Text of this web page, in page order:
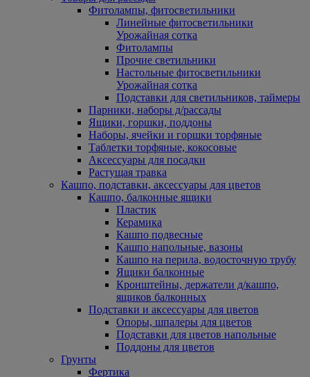
Фитолампы, фитосветильники
Линейные фитосветильники
Урожайная сотка
Фитолампы
Прочие светильники
Настольные фитосветильники
Урожайная сотка
Подставки для светильников, таймеры
Парники, наборы д/рассады
Ящики, горшки, поддоны
Наборы, ячейки и горшки торфяные
Таблетки торфяные, кокосовые
Аксессуары для посадки
Растущая травка
Кашпо, подставки, аксессуары для цветов
Кашпо, балконные ящики
Пластик
Керамика
Кашпо подвесные
Кашпо напольные, вазоны
Кашпо на перила, водосточную трубу
Ящики балконные
Кронштейны, держатели д/кашпо,
ящиков балконных
Подставки и аксессуары для цветов
Опоры, шпалеры для цветов
Подставки для цветов напольные
Поддоны для цветов
Грунты
Фертика